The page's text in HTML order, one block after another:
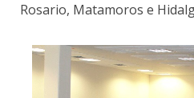
Rosario, Matamoros e